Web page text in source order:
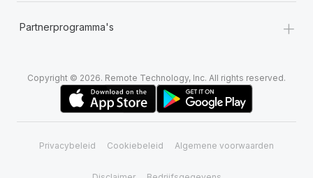
Partnerprogramma's +
Copyright © 2026. Remote Technology, Inc. All rights reserved.
Privacybeleid Cookiebeleid Algemene voorwaarden